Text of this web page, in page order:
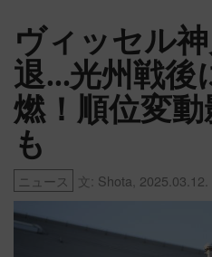
ヴィッセル
退…光州戦後
燃！順位変
も
ニュース 文: Shota